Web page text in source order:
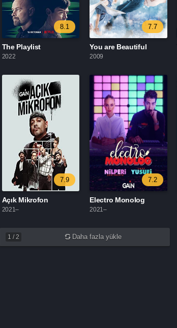
8.1
The Playlist
2022
7.7
You are Beautiful
2009
7.9
Açık Mikrofon
2021–
7.2
Electro Monolog
2021–
1 / 2 Daha fazla yükle